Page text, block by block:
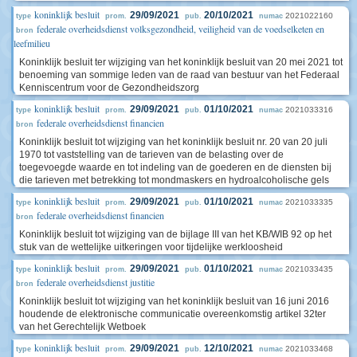
type koninklijk besluit prom. 29/09/2021 pub. 20/10/2021 numac 2021022160
bron federale overheidsdienst volksgezondheid, veiligheid van de voedselketen en
leefmilieu
Koninklijk besluit ter wijziging van het koninklijk besluit van 20 mei 2021 tot
benoeming van sommige leden van de raad van bestuur van het Federaal
Kenniscentrum voor de Gezondheidszorg
type koninklijk besluit prom. 29/09/2021 pub. 01/10/2021 numac 2021033316
bron federale overheidsdienst financien
Koninklijk besluit tot wijziging van het koninklijk besluit nr. 20 van 20 juli
1970 tot vaststelling van de tarieven van de belasting over de
toegevoegde waarde en tot indeling van de goederen en de diensten bij
die tarieven met betrekking tot mondmaskers en hydroalcoholische gels
type koninklijk besluit prom. 29/09/2021 pub. 01/10/2021 numac 2021033335
bron federale overheidsdienst financien
Koninklijk besluit tot wijziging van de bijlage III van het KB/WIB 92 op het
stuk van de wettelijke uitkeringen voor tijdelijke werkloosheid
type koninklijk besluit prom. 29/09/2021 pub. 01/10/2021 numac 2021033435
bron federale overheidsdienst justitie
Koninklijk besluit tot wijziging van het koninklijk besluit van 16 juni 2016
houdende de elektronische communicatie overeenkomstig artikel 32ter
van het Gerechtelijk Wetboek
type koninklijk besluit prom. 29/09/2021 pub. 12/10/2021 numac 2021033468